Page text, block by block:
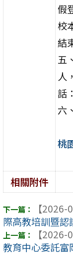
假
校
結
五
人
話
六
桃
相關附件
【2026-
際高教培訓暨認
【2026-
教育中心委託富